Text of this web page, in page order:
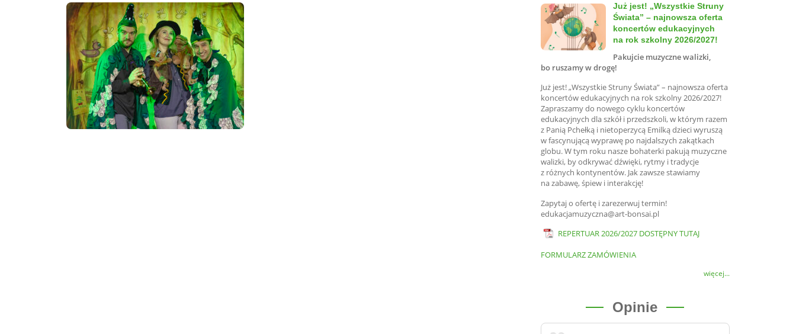
Już jest! „Wszystkie Struny
Świata” – najnowsza oferta
koncertów edukacyjnych
na rok szkolny 2026/2027!
Pakujcie muzyczne walizki,
bo ruszamy w drogę!
Już jest! „Wszystkie Struny Świata” – najnowsza oferta
koncertów edukacyjnych na rok szkolny 2026/2027!
Zapraszamy do nowego cyklu koncertów
edukacyjnych dla szkół i przedszkoli, w którym razem
z Panią Pchełką i nietoperzycą Emilką dzieci wyruszą
w fascynującą wyprawę po najdalszych zakątkach
globu. W tym roku nasze bohaterki pakują muzyczne
walizki, by odkrywać dźwięki, rytmy i tradycje
z różnych kontynentów. Jak zawsze stawiamy
na zabawę, śpiew i interakcję!
Zapytaj o ofertę i zarezerwuj termin!
edukacjamuzyczna@art-bonsai.pl
REPERTUAR 2026/2027 DOSTĘPNY TUTAJ
FORMULARZ ZAMÓWIENIA
więcej...
Opinie